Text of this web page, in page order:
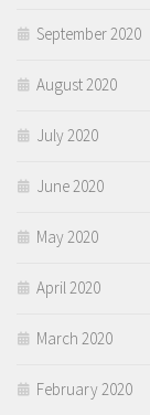
September 2020
August 2020
July 2020
June 2020
May 2020
April 2020
March 2020
February 2020